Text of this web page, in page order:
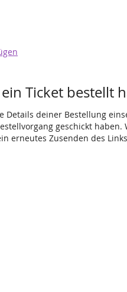
Ticket bestellt
Details deiner Bestellung
geschickt
erneutes Zusenden des